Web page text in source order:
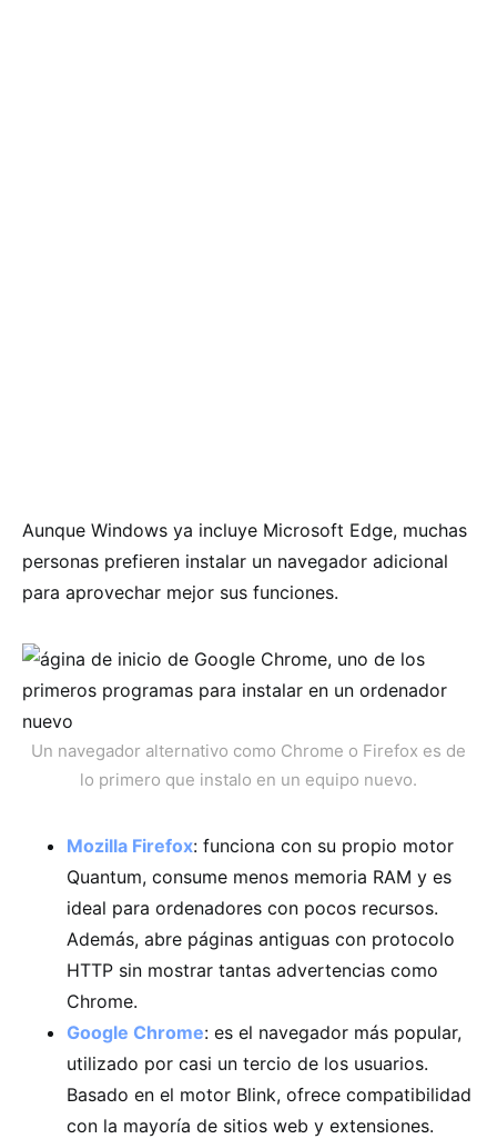
Aunque Windows ya incluye Microsoft Edge, muchas
personas prefieren instalar un navegador adicional
para aprovechar mejor sus funciones.
Un navegador alternativo como Chrome o Firefox es de
lo primero que instalo en un equipo nuevo.
Mozilla Firefox: funciona con su propio motor
Quantum, consume menos memoria RAM y es
ideal para ordenadores con pocos recursos.
Además, abre páginas antiguas con protocolo
HTTP sin mostrar tantas advertencias como
Chrome.
Google Chrome: es el navegador más popular,
utilizado por casi un tercio de los usuarios.
Basado en el motor Blink, ofrece compatibilidad
con la mayoría de sitios web y extensiones.